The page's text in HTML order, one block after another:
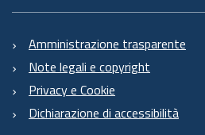
Amministrazione trasparente
Note legali e copyright
Privacy e Cookie
Dichiarazione di accessibilità